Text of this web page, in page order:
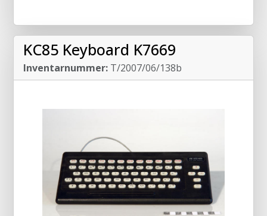
KC85 Keyboard K7669
Inventarnummer: T/2007/06/138b